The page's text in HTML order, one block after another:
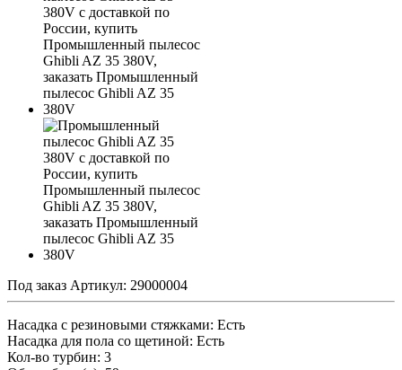
Под заказ Артикул: 29000004
Насадка с резиновыми стяжками: Есть
Насадка для пола со щетиной: Есть
Кол-во турбин: 3